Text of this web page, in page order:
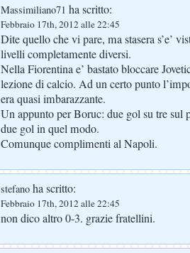
Massimiliano71 ha scritto:
Febbraio 17th, 2012 alle 22:45
Dite quello che vi pare, ma stasera s’e’
livelli completamente diversi.
Nella Fiorentina e’ bastato bloccare
lezione di calcio. Ad un certo punto
era quasi imbarazzante.
Un appunto per Boruc: due gol su tre
due gol in quel modo.
Comunque complimenti al Napoli.
stefano ha scritto:
Febbraio 17th, 2012 alle 22:45
non dico altro 0-3. grazie fratellini.